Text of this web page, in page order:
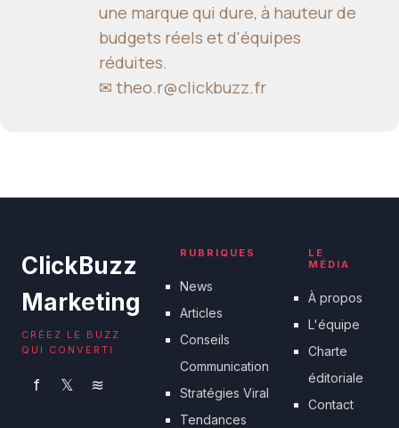
une marque qui dure, à hauteur de
budgets réels et d'équipes
réduites.
✉ theo.r@clickbuzz.fr
ClickBuzz
Marketing
CRÉEZ LE BUZZ
QUI CONVERTI
f 𝕏 ≋
RUBRIQUES
News
Articles
Conseils
Communication
Stratégies Viral
Tendances
LE
MÉDIA
À propos
L'équipe
Charte
éditoriale
Contact